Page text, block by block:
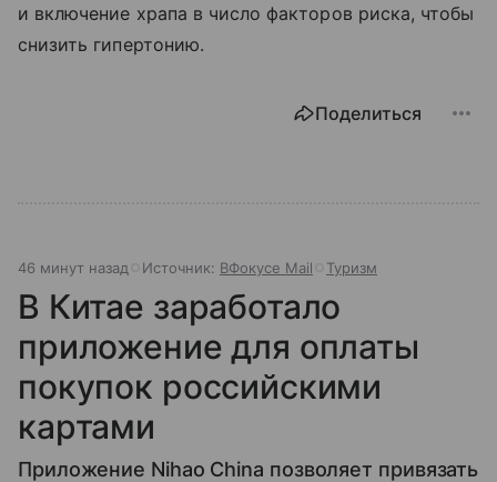
и включение храпа в число факторов риска, чтобы
снизить гипертонию.
Поделиться
46 минут назад Источник: ВФокусе Mail Туризм
В Китае заработало
приложение для оплаты
покупок российскими
картами
Приложение Nihao China позволяет привязать